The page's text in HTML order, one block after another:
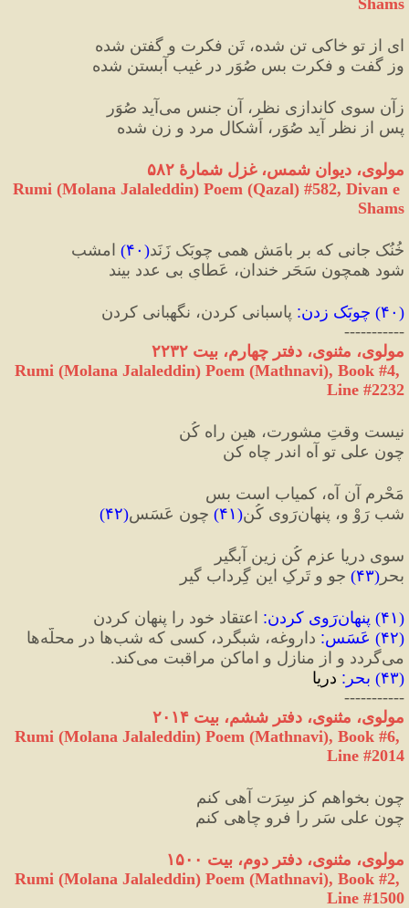
ای از تو خاکی تن شده، تَن فکرت و گفتن شده
وز گفت و فکرت بس صُوَر در غیب آبستن شده
زآن سوی کاندازی نظر، آن جنس می‌آید صُوَر
پس از نظر آید صُوَر، اَشکال مرد و زن شده
مولوی، دیوان شمس، غزل شمارهٔ ۵۸۲
Rumi (Molana Jalaleddin) Poem (Qazal) #582, Divan e
Shams
خُنُک جانی که بر بامَش همی چوبَک زَنَد( ۴۰) امشب
شود همچون سَحَر خندان، عَطایِ بی ‌عدد بیند
( ۴۰) چوبَک زدن: پاسبانی کردن، نگهبانی کردن
-----------
مولوی، مثنوی، دفتر چهارم، بیت ۲۲۳۲
Rumi (Molana Jalaleddin) Poem (Mathnavi), Book #4,
Line #2232
نیست وقتِ مشورت، هین راه کُن
چون علی تو آه اندر چاه کن
مَحْرمِ آن آه، کمیاب است بس
شب رَوْ و، پنهان‌رَوی کُن
(۴۱) چون عَسَس(۴۲)
سوی دریا عزم کُن زین آبگیر
بحر (۴۳) جو و تَرکِ این گِرداب گیر
(۴۱) پنهان‌رَوی کردن : اعتقاد خود را پنهان کردن
(۴۲) عَسَس:
می‌گردد و از منازل و اماکن مراقبت می‌کند.
(۴۳) بحر : دریا
-----------
مولوی، مثنوی، دفتر ششم، بیت ۲۰۱۴
Rumi (Molana Jalaleddin) Poem (Mathnavi), Book #6,
Line #2014
چون بخواهم کز سِرَت آهی کنم
چون علی سَر را فرو چاهی کنم
مولوی، مثنوی، دفتر دوم، بیت ۱۵۰۰
Rumi (Molana Jalaleddin) Poem (Mathnavi), Book #2,
Line #1500